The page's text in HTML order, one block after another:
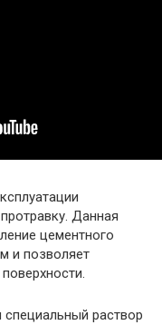
Данная
цементного
и позволяет
специальный раствор